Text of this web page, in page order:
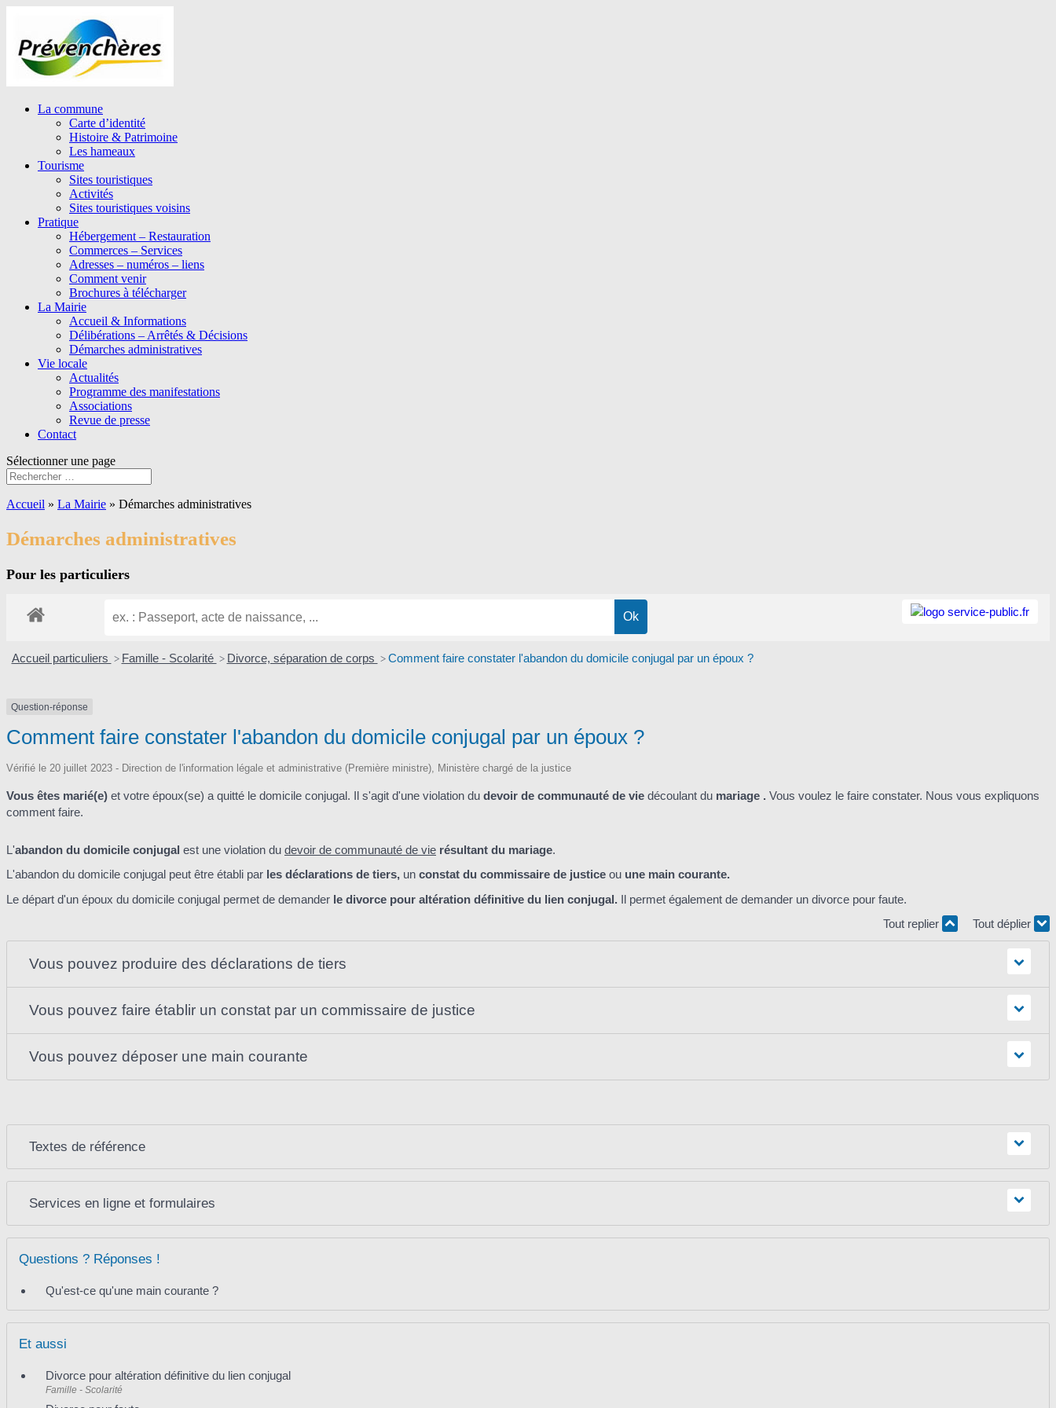
La commune
Carte d’identité
Histoire & Patrimoine
Les hameaux
Tourisme
Sites touristiques
Activités
Sites touristiques voisins
Pratique
Hébergement – Restauration
Commerces – Services
Adresses – numéros – liens
Comment venir
Brochures à télécharger
La Mairie
Accueil & Informations
Délibérations – Arrêtés & Décisions
Démarches administratives
Vie locale
Actualités
Programme des manifestations
Associations
Revue de presse
Contact
Sélectionner une page
Accueil » La Mairie » Démarches administratives
Démarches administratives
Pour les particuliers
Accueil particuliers > Famille - Scolarité > Divorce, séparation de corps > Comment faire constater l'abandon du domicile conjugal par un époux ?
Question-réponse
Comment faire constater l'abandon du domicile conjugal par un époux ?
Vérifié le 20 juillet 2023 - Direction de l'information légale et administrative (Première ministre), Ministère chargé de la justice
Vous êtes marié(e) et votre époux(se) a quitté le domicile conjugal. Il s'agit d'une violation du devoir de communauté de vie découlant du mariage . Vous voulez le faire constater. Nous vous expliquons
comment faire.
L'abandon du domicile conjugal est une violation du devoir de communauté de vie résultant du mariage.
L'abandon du domicile conjugal peut être établi par les déclarations de tiers, un constat du commissaire de justice ou une main courante.
Le départ d'un époux du domicile conjugal permet de demander le divorce pour altération définitive du lien conjugal. Il permet également de demander un divorce pour faute.
Tout replier
Tout déplier
Vous pouvez produire des déclarations de tiers
Vous pouvez faire établir un constat par un commissaire de justice
Vous pouvez déposer une main courante
Textes de référence
Services en ligne et formulaires
Questions ? Réponses !
Qu'est-ce qu'une main courante ?
Et aussi
Divorce pour altération définitive du lien conjugal
Famille - Scolarité